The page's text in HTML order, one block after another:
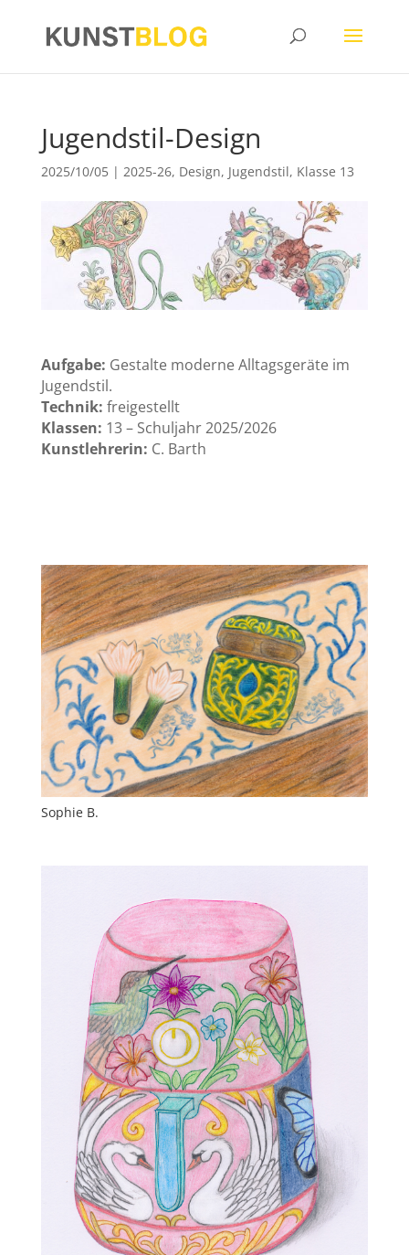
Jugendstil-Design
2025/10/05| 2025-26, Design, Jugendstil, Klasse 13
Aufgabe: Gestalte moderne Alltagsgeräte im
Jugendstil.
Technik: freigestellt
Klassen: 13 – Schuljahr 2025/2026
Kunstlehrerin: C. Barth
Sophie B.